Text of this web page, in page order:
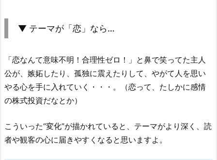
▼ テーマが「恋」なら…
「恋なんて意味不明！合理性ゼロ！」と鼻で笑ってた主人
公が、嫉妬したり、孤独に震えたりして、やがて人を思い
やる心を手に入れていく・・・。（恋って、たしかに感情
の株式投資だなとか）
こういった“変化”が描かれていると、テーマがより深く、読
者や観客の心に届きやすくなると思いますよ。